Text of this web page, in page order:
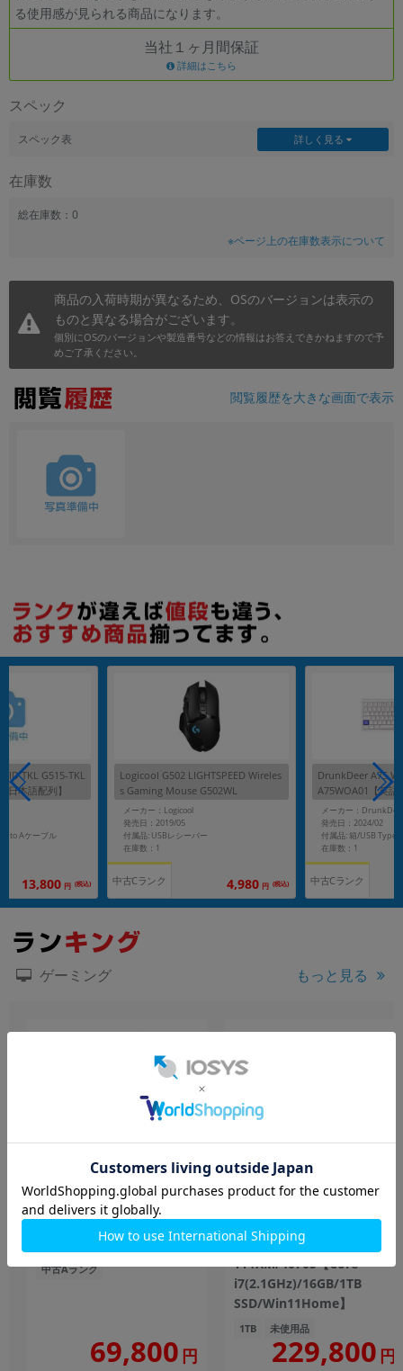
る使用感が見られる商品になります。
当社１ヶ月間保証
詳細はこちら
スペック
スペック表 詳しく見る
在庫数
総在庫数：0
※ページ上の在庫数表示について
商品の入荷時期が異なるため、OSのバージョンは表示の
ものと異なる場合がございます。
個別にOSのバージョンや製造番号などの情報はお答えできかねますので予
めご了承ください。
閲覧履歴を大きな画面で表示
TKL G515-TKL
日本語配列】
C to Aケーブル
13,800 円 (税込)
Logicool G502 LIGHTSPEED Wireles
s Gaming Mouse G502WL
メーカー：Logicool
発売日：2019/05
付属品: USBレシーバー
在庫数：1
中古Cランク 4,980 円 (税込)
DrunkDeer A75
A75WOA01【英語
メーカー：
発売日：2024/02
在庫数：1
中古Cランク
ゲーミング もっと見る
UNFINITY UNFR5L35-
V5S【Ryzen5(3.6GHz)/16GB/512GB
SSD/Win11Pro】
中古Aランク
69,800 円
147F-TT1XM ILeDEi-
M77M-147F-
TT1XM/4070S【Core
i7(2.1GHz)/16GB/1TB
SSD/Win11Home】
1TB 未使用品
229,800 円